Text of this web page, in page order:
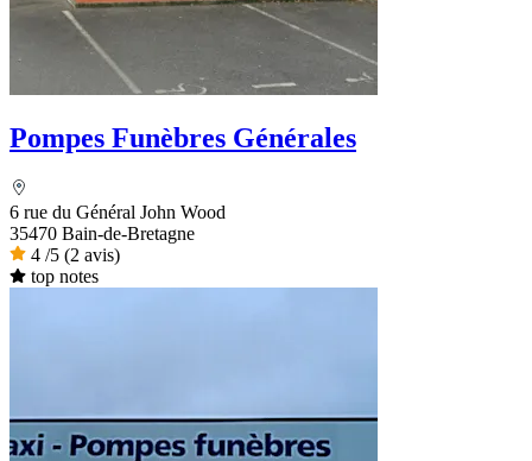
Pompes Funèbres Générales
6 rue du Général John Wood
35470 Bain-de-Bretagne
4 /5 (2 avis)
top notes